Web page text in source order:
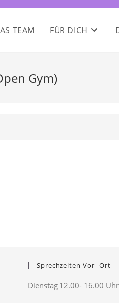
TEAM FÜR DICH
Gym)
Sprechzeiten Vor- Ort
Dienstag 12.00- 16.00 Uhr